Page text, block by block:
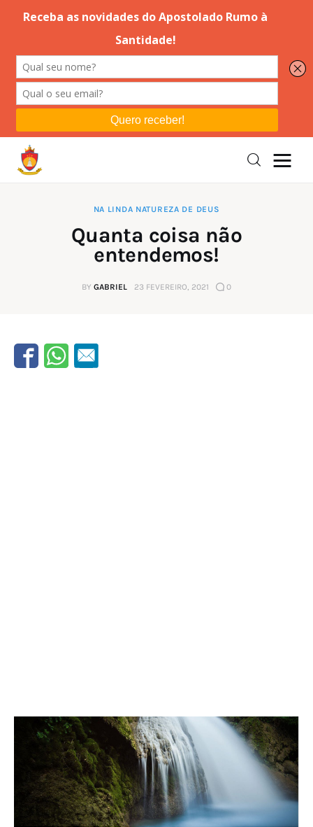
Editorial
Orações
Instruções
Espiritualidade
NA LINDA NATUREZA DE DEUS
Quanta coisa não
entendemos!
BY GABRIEL 23 FEVEREIRO, 2021 0